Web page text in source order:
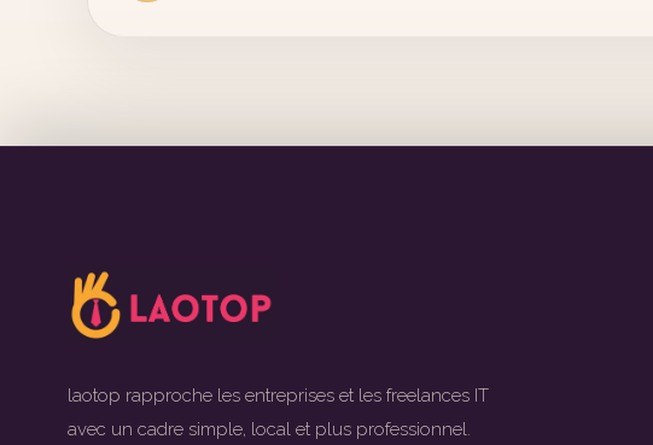
laotop rapproche les entreprises et les freelances IT
avec un cadre simple, local et plus professionnel.